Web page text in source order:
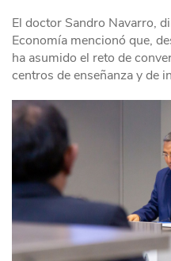
El doctor Sandro Navarro,
Economía mencionó que,
ha asumido el reto de
centros de enseñanza y de